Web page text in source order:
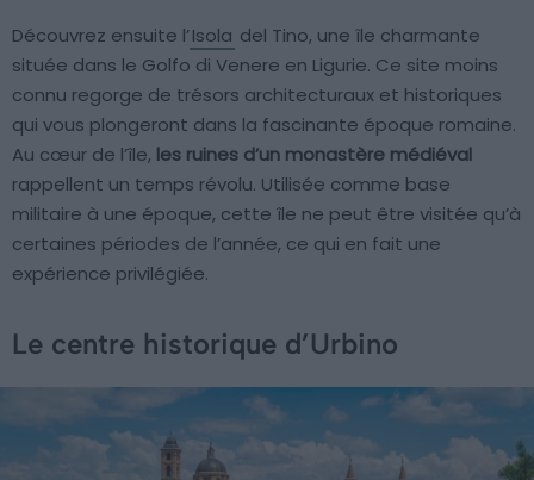
Découvrez ensuite l’Isola del Tino, une île charmante
située dans le Golfo di Venere en Ligurie. Ce site moins
connu regorge de trésors architecturaux et historiques
qui vous plongeront dans la fascinante époque romaine.
Au cœur de l’île, les ruines d’un monastère médiéval
rappellent un temps révolu. Utilisée comme base
militaire à une époque, cette île ne peut être visitée qu’à
certaines périodes de l’année, ce qui en fait une
expérience privilégiée.
Le centre historique d’Urbino